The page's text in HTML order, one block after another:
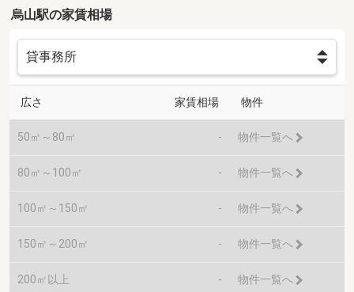
烏山駅の家賃相場
広さ 家賃相場 物件
50㎡～80㎡ - 物件一覧へ
80㎡～100㎡ - 物件一覧へ
100㎡～150㎡ - 物件一覧へ
150㎡～200㎡ - 物件一覧へ
200㎡以上 - 物件一覧へ